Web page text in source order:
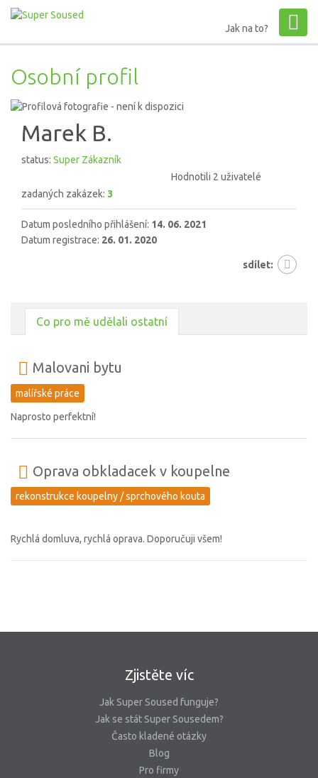
Jak na to?
Osobní profil
Marek B.
status: Super Zákazník
Hodnotili 2 uživatelé
zadaných zakázek: 3
Datum posledního přihlášení: 14. 06. 2021
Datum registrace: 26. 01. 2020
sdílet:
Co pro mě udělali ostatní
Malovani bytu
malířské práce
Naprosto perfektní!
Oprava obkladacek v koupelne
rekonstrukce koupelny / sprchového kouta
Rychlá domluva, rychlá oprava. Doporučuji všem!
Zjistěte víc
Jak Super Soused funguje?
Jak se stát Super Sousedem?
Často kladené otázky
Blog
Pro firmy